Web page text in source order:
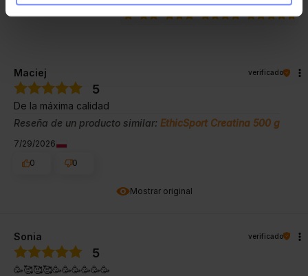
Mostrar original
Maciej verificado
5
De la máxima calidad
Reseña de un producto similar: EthicSport Creatina 500 g
7/29/2026
0
0
Sonia verificado
5
🥳🥰🥰🥰🥳🥳🥳🥳🥳🥳